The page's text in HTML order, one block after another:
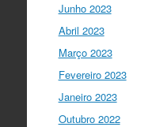
Ciência
cultura
em direto
Junho 2023
Abril 2023
Março 2023
Fevereiro 2023
Janeiro 2023
Outubro 2022